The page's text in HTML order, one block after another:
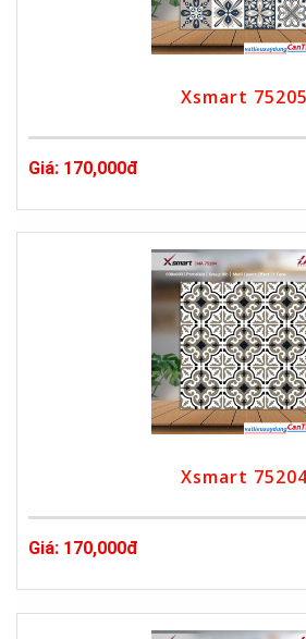
Xsmart 75205
Giá: 170,000đ
Xsmart
Giá: 170,000đ